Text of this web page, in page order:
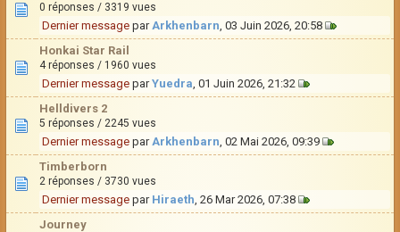
0 réponses / 3319 vues
Dernier message parArkhenbarn, 03 Juin 2026, 20:58
Honkai Star Rail
4 réponses / 1960 vues
Dernier message parYuedra, 01 Juin 2026, 21:32
Helldivers 2
5 réponses / 2245 vues
Dernier message parArkhenbarn, 02 Mai 2026, 09:39
Timberborn
2 réponses / 3730 vues
Dernier message par Hiraeth, 26 Mar 2026, 07:38
Journey